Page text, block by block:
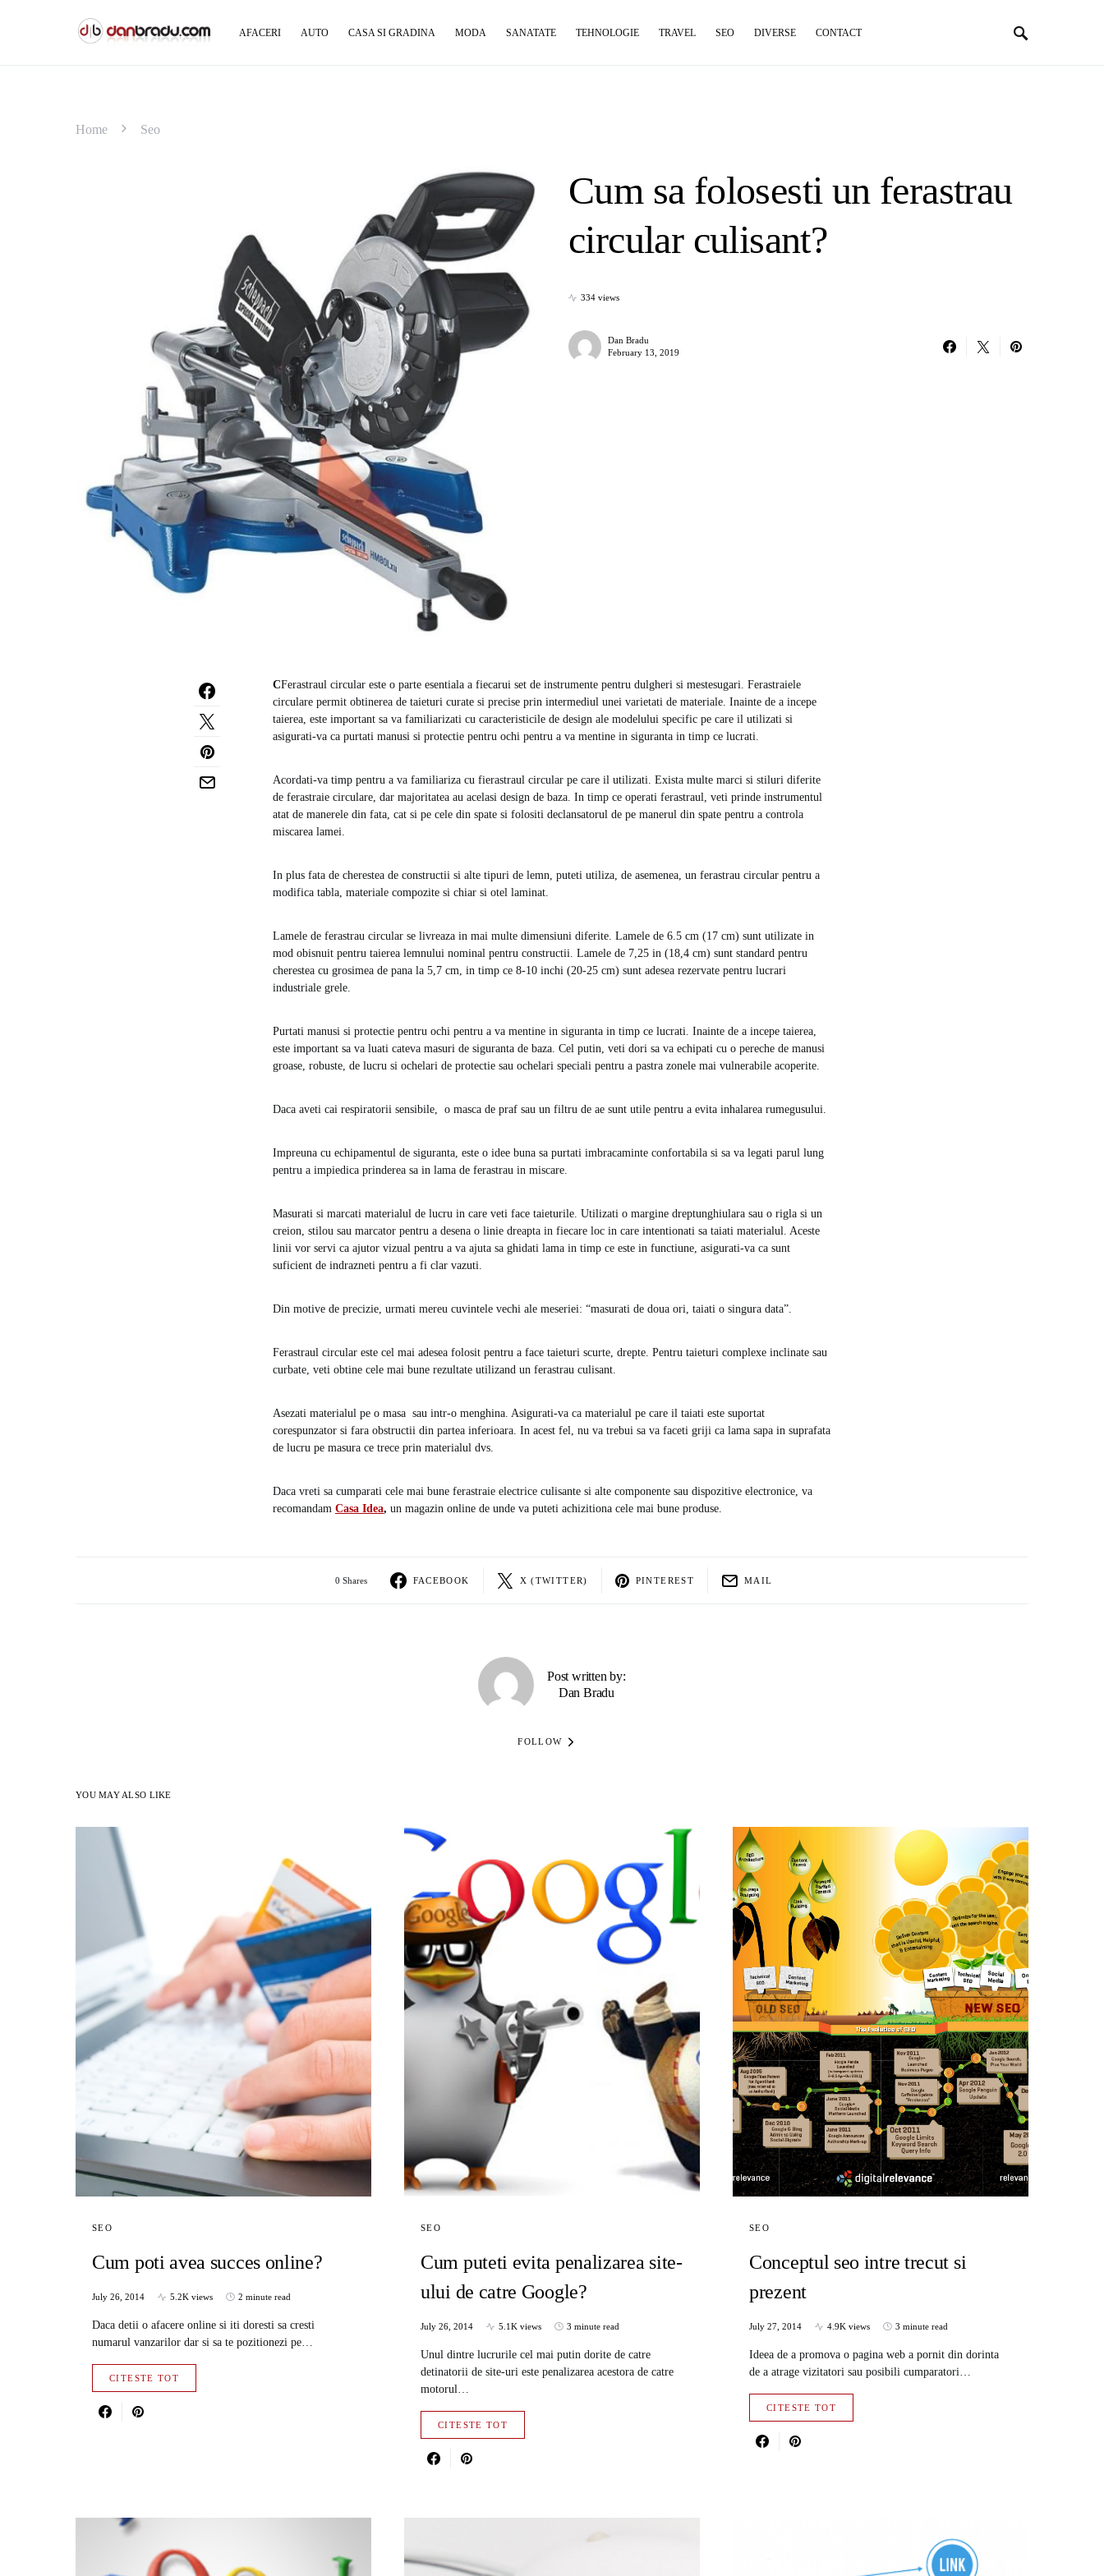
AFACERI AUTO CASA SI GRADINA MODA SANATATE TEHNOLOGIE TRAVEL SEO DIVERSE CONTACT
Home Seo
Cum sa folosesti un ferastrau
circular culisant?
334 views
Dan Bradu
February 13, 2019
CFerastraul circular este o parte esentiala a fiecarui set de instrumente pentru dulgheri si mestesugari. Ferastraiele
circulare permit obtinerea de taieturi curate si precise prin intermediul unei varietati de materiale. Inainte de a incepe
taierea, este important sa va familiarizati cu caracteristicile de design ale modelului specific pe care il utilizati si
asigurati-va ca purtati manusi si protectie pentru ochi pentru a va mentine in siguranta in timp ce lucrati.
Acordati-va timp pentru a va familiariza cu fierastraul circular pe care il utilizati. Exista multe marci si stiluri diferite
de ferastraie circulare, dar majoritatea au acelasi design de baza. In timp ce operati ferastraul, veti prinde instrumentul
atat de manerele din fata, cat si pe cele din spate si folositi declansatorul de pe manerul din spate pentru a controla
miscarea lamei.
In plus fata de cherestea de constructii si alte tipuri de lemn, puteti utiliza, de asemenea, un ferastrau circular pentru a
modifica tabla, materiale compozite si chiar si otel laminat.
Lamele de ferastrau circular se livreaza in mai multe dimensiuni diferite. Lamele de 6.5 cm (17 cm) sunt utilizate in
mod obisnuit pentru taierea lemnului nominal pentru constructii. Lamele de 7,25 in (18,4 cm) sunt standard pentru
cherestea cu grosimea de pana la 5,7 cm, in timp ce 8-10 inchi (20-25 cm) sunt adesea rezervate pentru lucrari
industriale grele.
Purtati manusi si protectie pentru ochi pentru a va mentine in siguranta in timp ce lucrati. Inainte de a incepe taierea,
este important sa va luati cateva masuri de siguranta de baza. Cel putin, veti dori sa va echipati cu o pereche de manusi
groase, robuste, de lucru si ochelari de protectie sau ochelari speciali pentru a pastra zonele mai vulnerabile acoperite.
Daca aveti cai respiratorii sensibile, o masca de praf sau un filtru de ae sunt utile pentru a evita inhalarea rumegusului.
Impreuna cu echipamentul de siguranta, este o idee buna sa purtati imbracaminte confortabila si sa va legati parul lung
pentru a impiedica prinderea sa in lama de ferastrau in miscare.
Masurati si marcati materialul de lucru in care veti face taieturile. Utilizati o margine dreptunghiulara sau o rigla si un
creion, stilou sau marcator pentru a desena o linie dreapta in fiecare loc in care intentionati sa taiati materialul. Aceste
linii vor servi ca ajutor vizual pentru a va ajuta sa ghidati lama in timp ce este in functiune, asigurati-va ca sunt
suficient de indrazneti pentru a fi clar vazuti.
Din motive de precizie, urmati mereu cuvintele vechi ale meseriei: “masurati de doua ori, taiati o singura data”.
Ferastraul circular este cel mai adesea folosit pentru a face taieturi scurte, drepte. Pentru taieturi complexe inclinate sau
curbate, veti obtine cele mai bune rezultate utilizand un ferastrau culisant.
Asezati materialul pe o masa sau intr-o menghina. Asigurati-va ca materialul pe care il taiati este suportat
corespunzator si fara obstructii din partea inferioara. In acest fel, nu va trebui sa va faceti griji ca lama sapa in suprafata
de lucru pe masura ce trece prin materialul dvs.
Daca vreti sa cumparati cele mai bune ferastraie electrice culisante si alte componente sau dispozitive electronice, va
recomandam Casa Idea, un magazin online de unde va puteti achizitiona cele mai bune produse.
0 Shares FACEBOOK X (TWITTER) PINTEREST MAIL
Post written by:
Dan Bradu
FOLLOW
YOU MAY ALSO LIKE
SEO
Cum poti avea succes online?
July 26, 2014 5.2K views 2 minute read
Daca detii o afacere online si iti doresti sa cresti
numarul vanzarilor dar si sa te pozitionezi pe…
CITESTE TOT
SEO
Cum puteti evita penalizarea site-
ului de catre Google?
July 26, 2014 5.1K views 3 minute read
Unul dintre lucrurile cel mai putin dorite de catre
detinatorii de site-uri este penalizarea acestora de catre
motorul…
CITESTE TOT
SEO
Conceptul seo intre trecut si
prezent
July 27, 2014 4.9K views 3 minute read
Ideea de a promova o pagina web a pornit din dorinta
de a atrage vizitatori sau posibili cumparatori…
CITESTE TOT